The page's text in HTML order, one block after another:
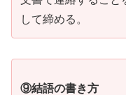
して締める。
⑨結語の書き方